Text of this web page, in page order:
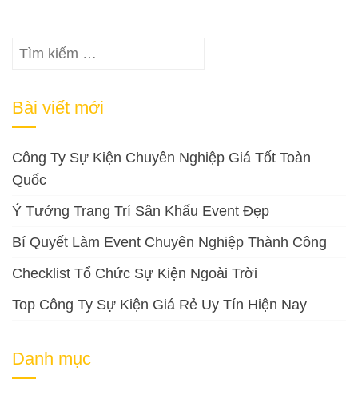
Tìm
Bài viết mới
Công Ty Sự Kiện Chuyên Nghiệp Giá Tốt Toàn
Quốc
Ý Tưởng Trang Trí Sân Khấu Event Đẹp
Bí Quyết Làm Event Chuyên Nghiệp Thành Công
Checklist Tổ Chức Sự Kiện Ngoài Trời
Top Công Ty Sự Kiện Giá Rẻ Uy Tín Hiện Nay
Danh mục